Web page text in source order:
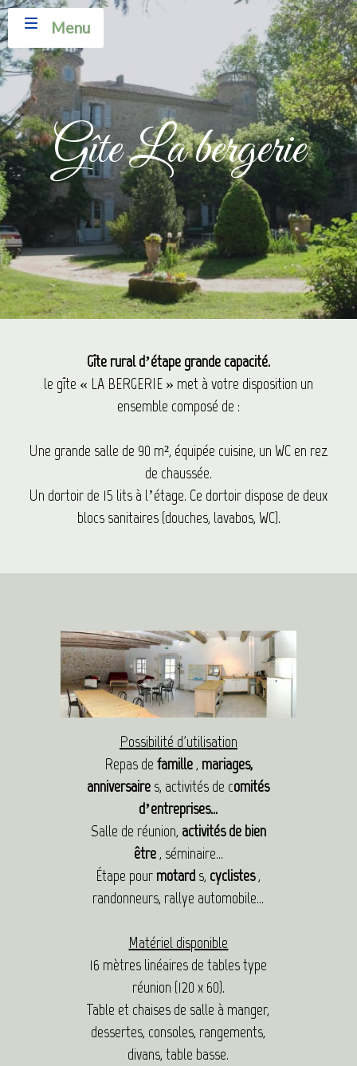
Menu
Gîte La bergerie
Gîte rural d’étape grande capacité.
le gîte « LA BERGERIE » met à votre disposition un
ensemble composé de :
Une grande salle de 90 m², équipée cuisine, un WC en rez
de chaussée.
Un dortoir de 15 lits à l’étage. Ce dortoir dispose de deux
blocs sanitaires (douches, lavabos, WC).
Possibilité d'utilisation
Repas de famille, mariages,
anniversaire s, activités de comités
d’entreprises…
Salle de réunion, activités de bien
être, séminaire…
Étape pourmotard s, cyclistes,
randonneurs, rallye automobile…
Matériel disponible
16 mètres linéaires de tables type
réunion (120 x 60).
Table et chaises de salle à manger,
dessertes, consoles, rangements,
divans, table basse.